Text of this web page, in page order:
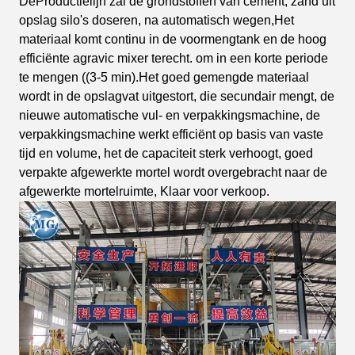
opslag silo's doseren, na automatisch wegen,Het
materiaal komt continu in de voormengtank en de hoog
efficiënte agravic mixer terecht. om in een korte periode
te mengen ((3-5 min).Het goed gemengde materiaal
wordt in de opslagvat uitgestort, die secundair mengt, de
nieuwe automatische vul- en verpakkingsmachine, de
verpakkingsmachine werkt efficiënt op basis van vaste
tijd en volume, het de capaciteit sterk verhoogt, goed
verpakte afgewerkte mortel wordt overgebracht naar de
afgewerkte mortelruimte, Klaar voor verkoop.